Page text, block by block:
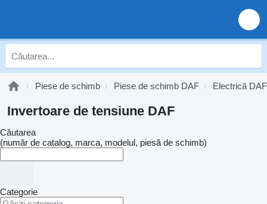
Piese de schimb Piese de schimb DAF Electrică DAF
Invertoare de tensiune DAF
Căutarea
(număr de catalog, marca, modelul, piesă de schimb)
Categorie